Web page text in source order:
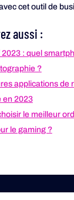
cet outil de
aussi :
: quel
?
applications de
en 2023
le meilleur
le gaming ?